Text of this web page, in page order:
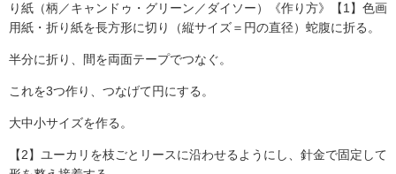
り紙（柄／キャンドゥ・グリーン／ダイソー）《作り方》【1】色画
用紙・折り紙を長方形に切り（縦サイズ＝円の直径）蛇腹に折る。
半分に折り、間を両面テープでつなぐ。
これを3つ作り、つなげて円にする。
大中小サイズを作る。
【2】ユーカリを枝ごとリースに沿わせるようにし、針金で固定して